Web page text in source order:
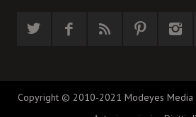
Copyright © 2010-2021 Modeyes Media